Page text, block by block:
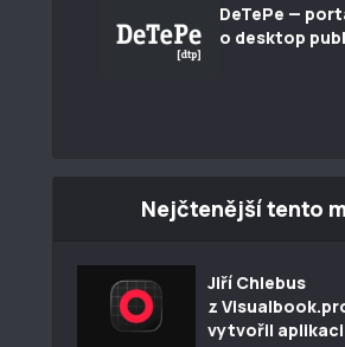
DeTePe —
o desktop
Nejčtenější tento
Jiří Chlebus
z
vytvořil